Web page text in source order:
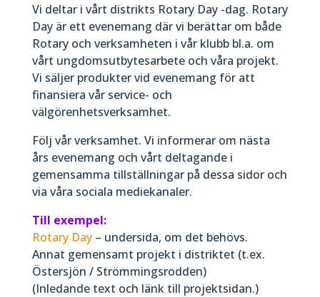
Vi deltar i vårt distrikts Rotary Day -dag. Rotary
Day är ett evenemang där vi berättar om både
Rotary och verksamheten i vår klubb bl.a. om
vårt ungdomsutbytesarbete och våra projekt.
Vi säljer produkter vid evenemang för att
finansiera vår service- och
välgörenhetsverksamhet.
Följ vår verksamhet. Vi informerar om nästa
års evenemang och vårt deltagande i
gemensamma tillställningar på dessa sidor och
via våra sociala mediekanaler.
Till exempel:
Rotary Day– undersida, om det behövs.
Annat gemensamt projekt i distriktet (t.ex.
Östersjön / Strömmingsrodden)
(Inledande text och länk till projektsidan.)